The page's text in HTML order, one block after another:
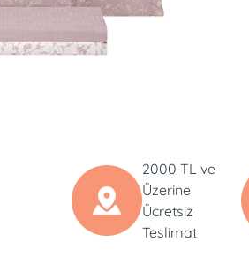
2000 TL ve
Üzerine
Ücretsiz
Teslimat